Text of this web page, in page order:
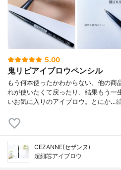
5.00
鬼リピアイブロウペンシル
もう何本使ったかわからない。他の商
れが使いたくて戻ったり、結果もう一
いお気に入りのアイブロウ。とにか…
CEZANNE(セザンヌ)
超細芯アイブロウ